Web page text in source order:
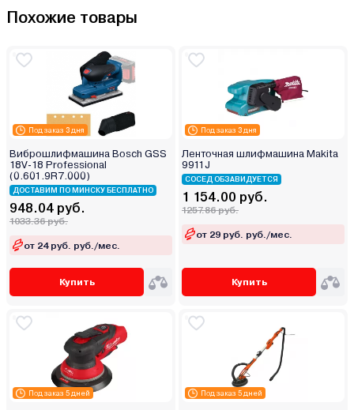
Похожие товары
Под заказ 3 дня
Виброшлифмашина Bosch GSS
18V-18 Professional
(0.601.9R7.000)
ДОСТАВИМ ПО МИНСКУ БЕСПЛАТНО
948.04 руб.
1033.36 руб.
от 24 руб. руб./мес.
Купить
Под заказ 3 дня
Ленточная шлифмашина Makita
9911J
СОСЕД ОБЗАВИДУЕТСЯ
1 154.00 руб.
1257.86 руб.
от 29 руб. руб./мес.
Купить
Под заказ 5 дней Под заказ 5 дней